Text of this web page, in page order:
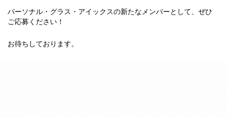
パーソナル・グラス・アイックスの新たなメンバーとして、ぜひ
ご応募ください！
お待ちしております。